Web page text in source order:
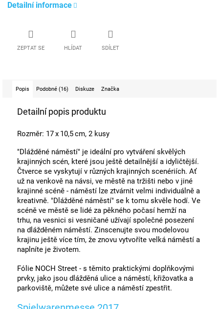
Detailní informace
ZEPTAT SE HLÍDAT SDÍLET
Popis Podobné (16) Diskuze Značka
Detailní popis produktu
Rozměr: 17 x 10,5 cm, 2 kusy
"Dlážděné náměstí" je ideální pro vytváření skvělých
krajinných scén, které jsou ještě detailnější a idyličtější.
Čtverce se vyskytují v různých krajinných scenériích. Ať
už na venkově na návsi, ve městě na tržišti nebo v jiné
krajinné scéně - náměstí lze ztvárnit velmi individuálně a
kreativně. "Dlážděné náměstí" se k tomu skvěle hodí. Ve
scéně ve městě se lidé za pěkného počasí hemží na
trhu, na vesnici si vesničané užívají společné posezení
na dlážděném náměstí. Zinscenujte svou modelovou
krajinu ještě více tím, že znovu vytvoříte velká náměstí a
naplníte je životem.
Fólie NOCH Street - s těmito praktickými doplňkovými
prvky, jako jsou dlážděná ulice a náměstí, křižovatka a
parkoviště, můžete své ulice a náměstí zpestřit.